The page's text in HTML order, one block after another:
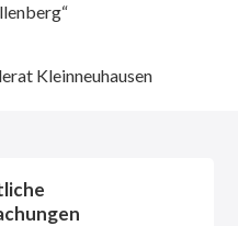
Kleinneuhausen